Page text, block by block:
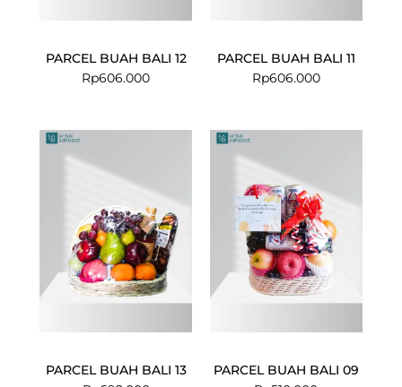
PARCEL BUAH BALI 12
Rp606.000
PARCEL BUAH BALI 11
Rp606.000
PARCEL BUAH BALI 13
PARCEL BUAH BALI 09